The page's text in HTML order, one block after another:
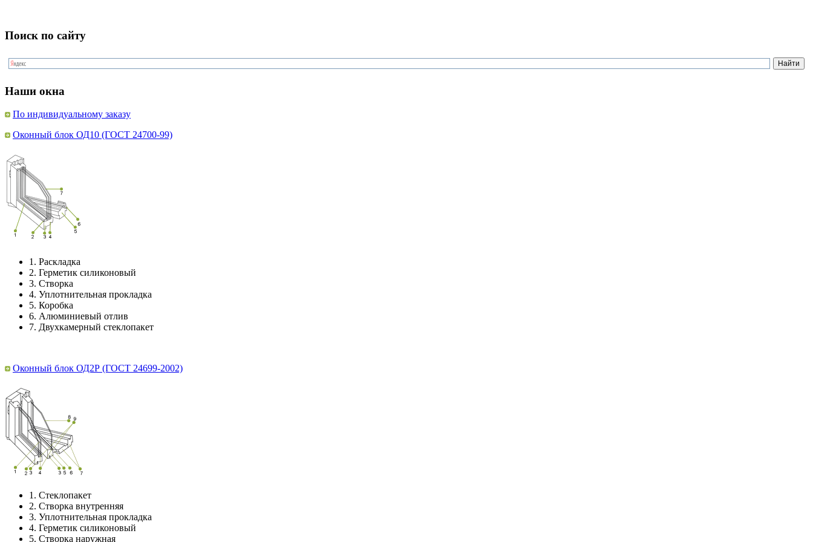
Поиск по сайту
Наши окна
По индивидуальному заказу
Оконный блок ОД10 (ГОСТ 24700-99)
1. Раскладка
2. Герметик силиконовый
3. Створка
4. Уплотнительная прокладка
5. Коробка
6. Алюминиевый отлив
7. Двухкамерный стеклопакет
Оконный блок ОД2Р (ГОСТ 24699-2002)
1. Стеклопакет
2. Створка внутренняя
3. Уплотнительная прокладка
4. Герметик силиконовый
5. Створка наружная